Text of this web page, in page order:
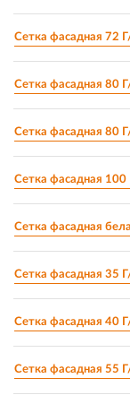
Сетка фасадная 72
Сетка фасадная 80
Сетка фасадная 80
Сетка фасадная
Сетка фасадная
Сетка фасадная 35
Сетка фасадная 40
Сетка фасадная 55